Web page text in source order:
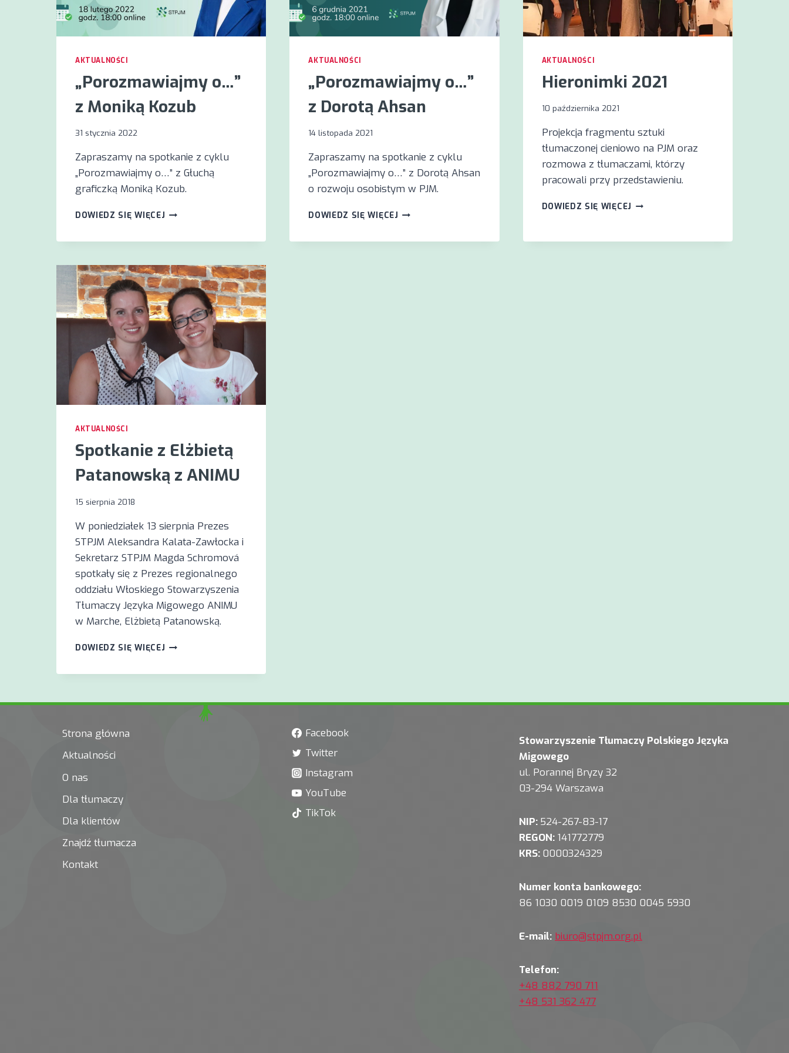
AKTUALNOŚCI
„Porozmawiajmy o…”
z Moniką Kozub
31 stycznia 2022
Zapraszamy na spotkanie z cyklu
„Porozmawiajmy o…” z Głuchą
graficzką Moniką Kozub.
DOWIEDZ SIĘ WIĘCEJ „POROZMAWIAJMY
AKTUALNOŚCI
„Porozmawiajmy o…”
z Dorotą Ahsan
14 listopada 2021
Zapraszamy na spotkanie z cyklu
„Porozmawiajmy o…” z Dorotą Ahsan
o rozwoju osobistym w PJM.
DOWIEDZ SIĘ WIĘCEJ „POROZMAWIAJMY
AKTUALNOŚCI
Hieronimki 2021
10 października 2021
Projekcja fragmentu sztuki
tłumaczonej cieniowo na PJM oraz
rozmowa z tłumaczami, którzy
pracowali przy przedstawieniu.
DOWIEDZ SIĘ WIĘCEJ HIERONIMKI
AKTUALNOŚCI
Spotkanie z Elżbietą
Patanowską z ANIMU
15 sierpnia 2018
W poniedziałek 13 sierpnia Prezes
STPJM Aleksandra Kalata-Zawłocka i
Sekretarz STPJM Magda Schromová
spotkały się z Prezes regionalnego
oddziału Włoskiego Stowarzyszenia
Tłumaczy Języka Migowego ANIMU
w Marche, Elżbietą Patanowską.
DOWIEDZ SIĘ WIĘCEJ SPOTKANIE
ANIMU
Strona główna
Aktualności
O nas
Dla tłumaczy
Dla klientów
Znajdź tłumacza
Kontakt
Facebook
Twitter
Instagram
YouTube
TikTok
Stowarzyszenie Tłumaczy Polskiego Języka
Migowego
ul. Porannej Bryzy 32
03-294 Warszawa
NIP: 524-267-83-17
REGON: 141772779
KRS: 0000324329
Numer konta bankowego:
86 1030 0019 0109 8530 0045 5930
E-mail: biuro@stpjm.org.pl
Telefon:
+48 882 790 711
+48 531 362 477